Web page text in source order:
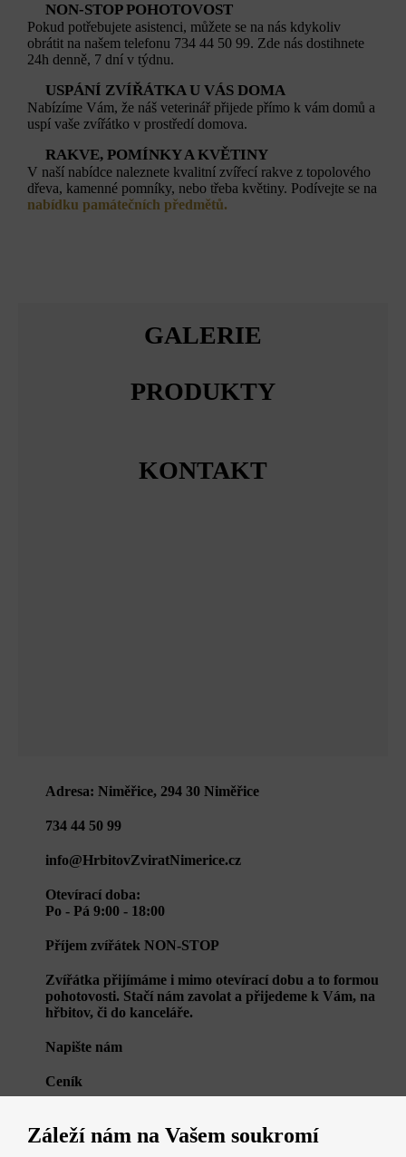
Záleží nám na Vašem soukromí
NON-STOP POHOTOVOST
Pokud potřebujete asistenci, můžete se na nás kdykoliv
obrátit na našem telefonu 734 44 50 99. Zde nás dostihnete
24h denně, 7 dní v týdnu.
USPÁNÍ ZVÍŘÁTKA U VÁS DOMA
Nabízíme Vám, že náš veterinář přijede přímo k vám domů a
uspí vaše zvířátko v prostředí domova.
RAKVE, POMÍNKY A KVĚTINY
V naší nabídce naleznete kvalitní zvířecí rakve z topolového
dřeva, kamenné pomníky, nebo třeba květiny. Podívejte se na
nabídku památečních předmětů.
GALERIE
PRODUKTY
KONTAKT
Adresa: Niměřice, 294 30 Niměřice
734 44 50 99
info@HrbitovZviratNimerice.cz
Otevírací doba:
Po - Pá 9:00 - 18:00
Příjem zvířátek NON-STOP
Zvířátka přijímáme i mimo otevírací dobu a to formou
pohotovosti. Stačí nám zavolat a přijedeme k Vám, na
hřbitov, či do kanceláře.
Napište nám
Ceník